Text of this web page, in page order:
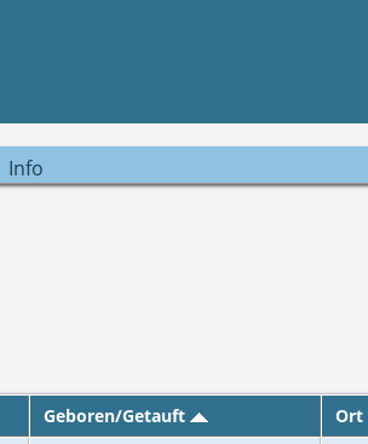
Info
Geboren/Getauft
Ort